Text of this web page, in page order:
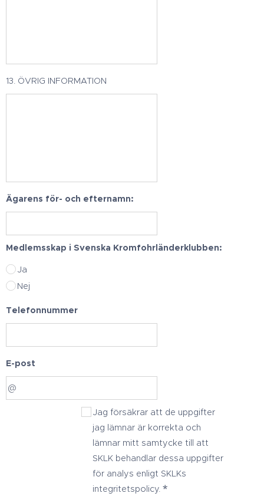
13. ÖVRIG INFORMATION
Ägarens för- och efternamn:
Medlemsskap i Svenska Kromfohrländerklubben:
Ja
Nej
Telefonnummer
E-post
Jag försäkrar att de uppgifter
jag lämnar är korrekta och
lämnar mitt samtycke till att
SKLK behandlar dessa uppgifter
för analys enligt SKLKs
integritetspolicy.